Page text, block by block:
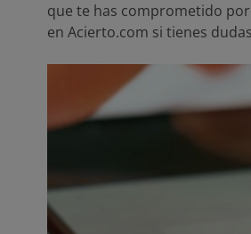
que te has comprometido
en Acierto.com si tienes